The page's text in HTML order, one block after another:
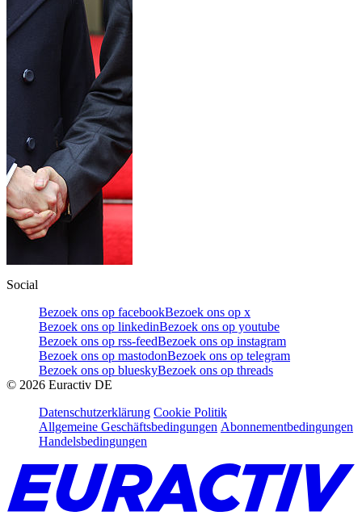
Social
Bezoek ons op facebookBezoek ons op x
Bezoek ons op linkedinBezoek ons op youtube
Bezoek ons op rss-feedBezoek ons op instagram
Bezoek ons op mastodonBezoek ons op telegram
Bezoek ons op blueskyBezoek ons op threads
© 2026 Euractiv DE
Datenschutzerklärung Cookie Politik
Allgemeine Geschäftsbedingungen Abonnementbedingungen
Handelsbedingungen